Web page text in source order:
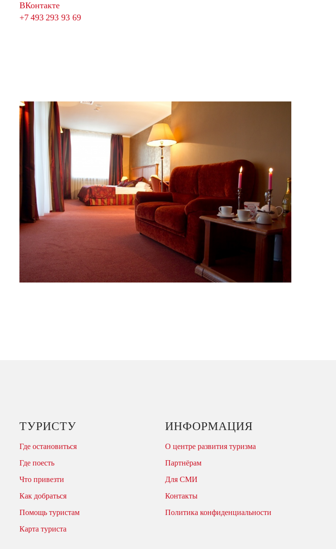
ВКонтакте
+7 493 293 93 69
ТУРИСТУ
Где остановиться
Где поесть
Что привезти
Как добраться
Помощь туристам
Карта туриста
ИНФОРМАЦИЯ
О центре развития туризма
Партнёрам
Для СМИ
Контакты
Политика конфиденциальности